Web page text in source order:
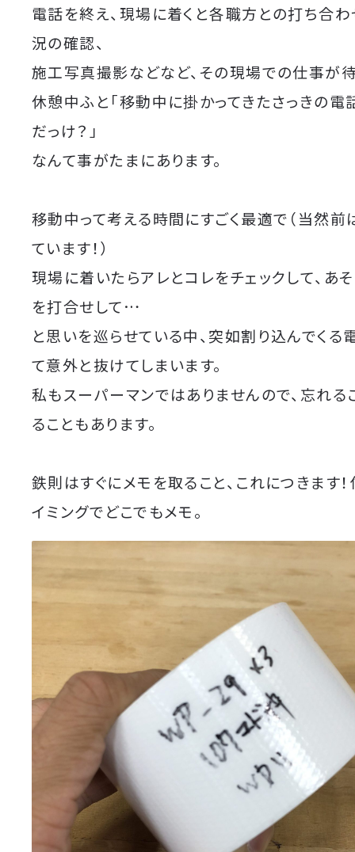
電話を終え、現場に着くと各職方との打ち合
況の確認、
施工写真撮影などなど、その現場での仕事が待
休憩中ふと「移動中に掛かってきたさっきの
だっけ？」
なんて事がたまにあります。
移動中って考える時間にすごく最適で（当然前
ています！）
現場に着いたらアレとコレをチェックして、あ
を打合せして…
と思いを巡らせている中、突如割り込んでくる
て意外と抜けてしまいます。
私もスーパーマンではありませんので、忘れる
ることもあります。
鉄則はすぐにメモを取ること、これにつきます
イミングでどこでもメモ。